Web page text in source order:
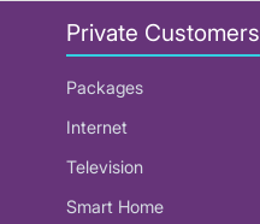
Private Customers
Packages
Internet
Television
Smart Home